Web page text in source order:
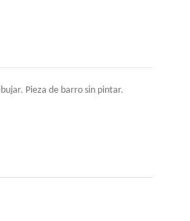
Pieza de barro sin pintar.